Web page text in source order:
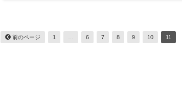
前のページ 1 6 7 8 9 10 11